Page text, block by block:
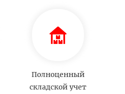
Полноценный
складской учет